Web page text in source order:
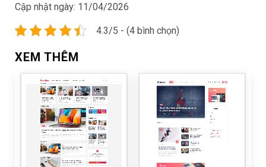
Cập nhật ngày: 11/04/2026
4.3/5 - (4 bình chọn)
XEM THÊM